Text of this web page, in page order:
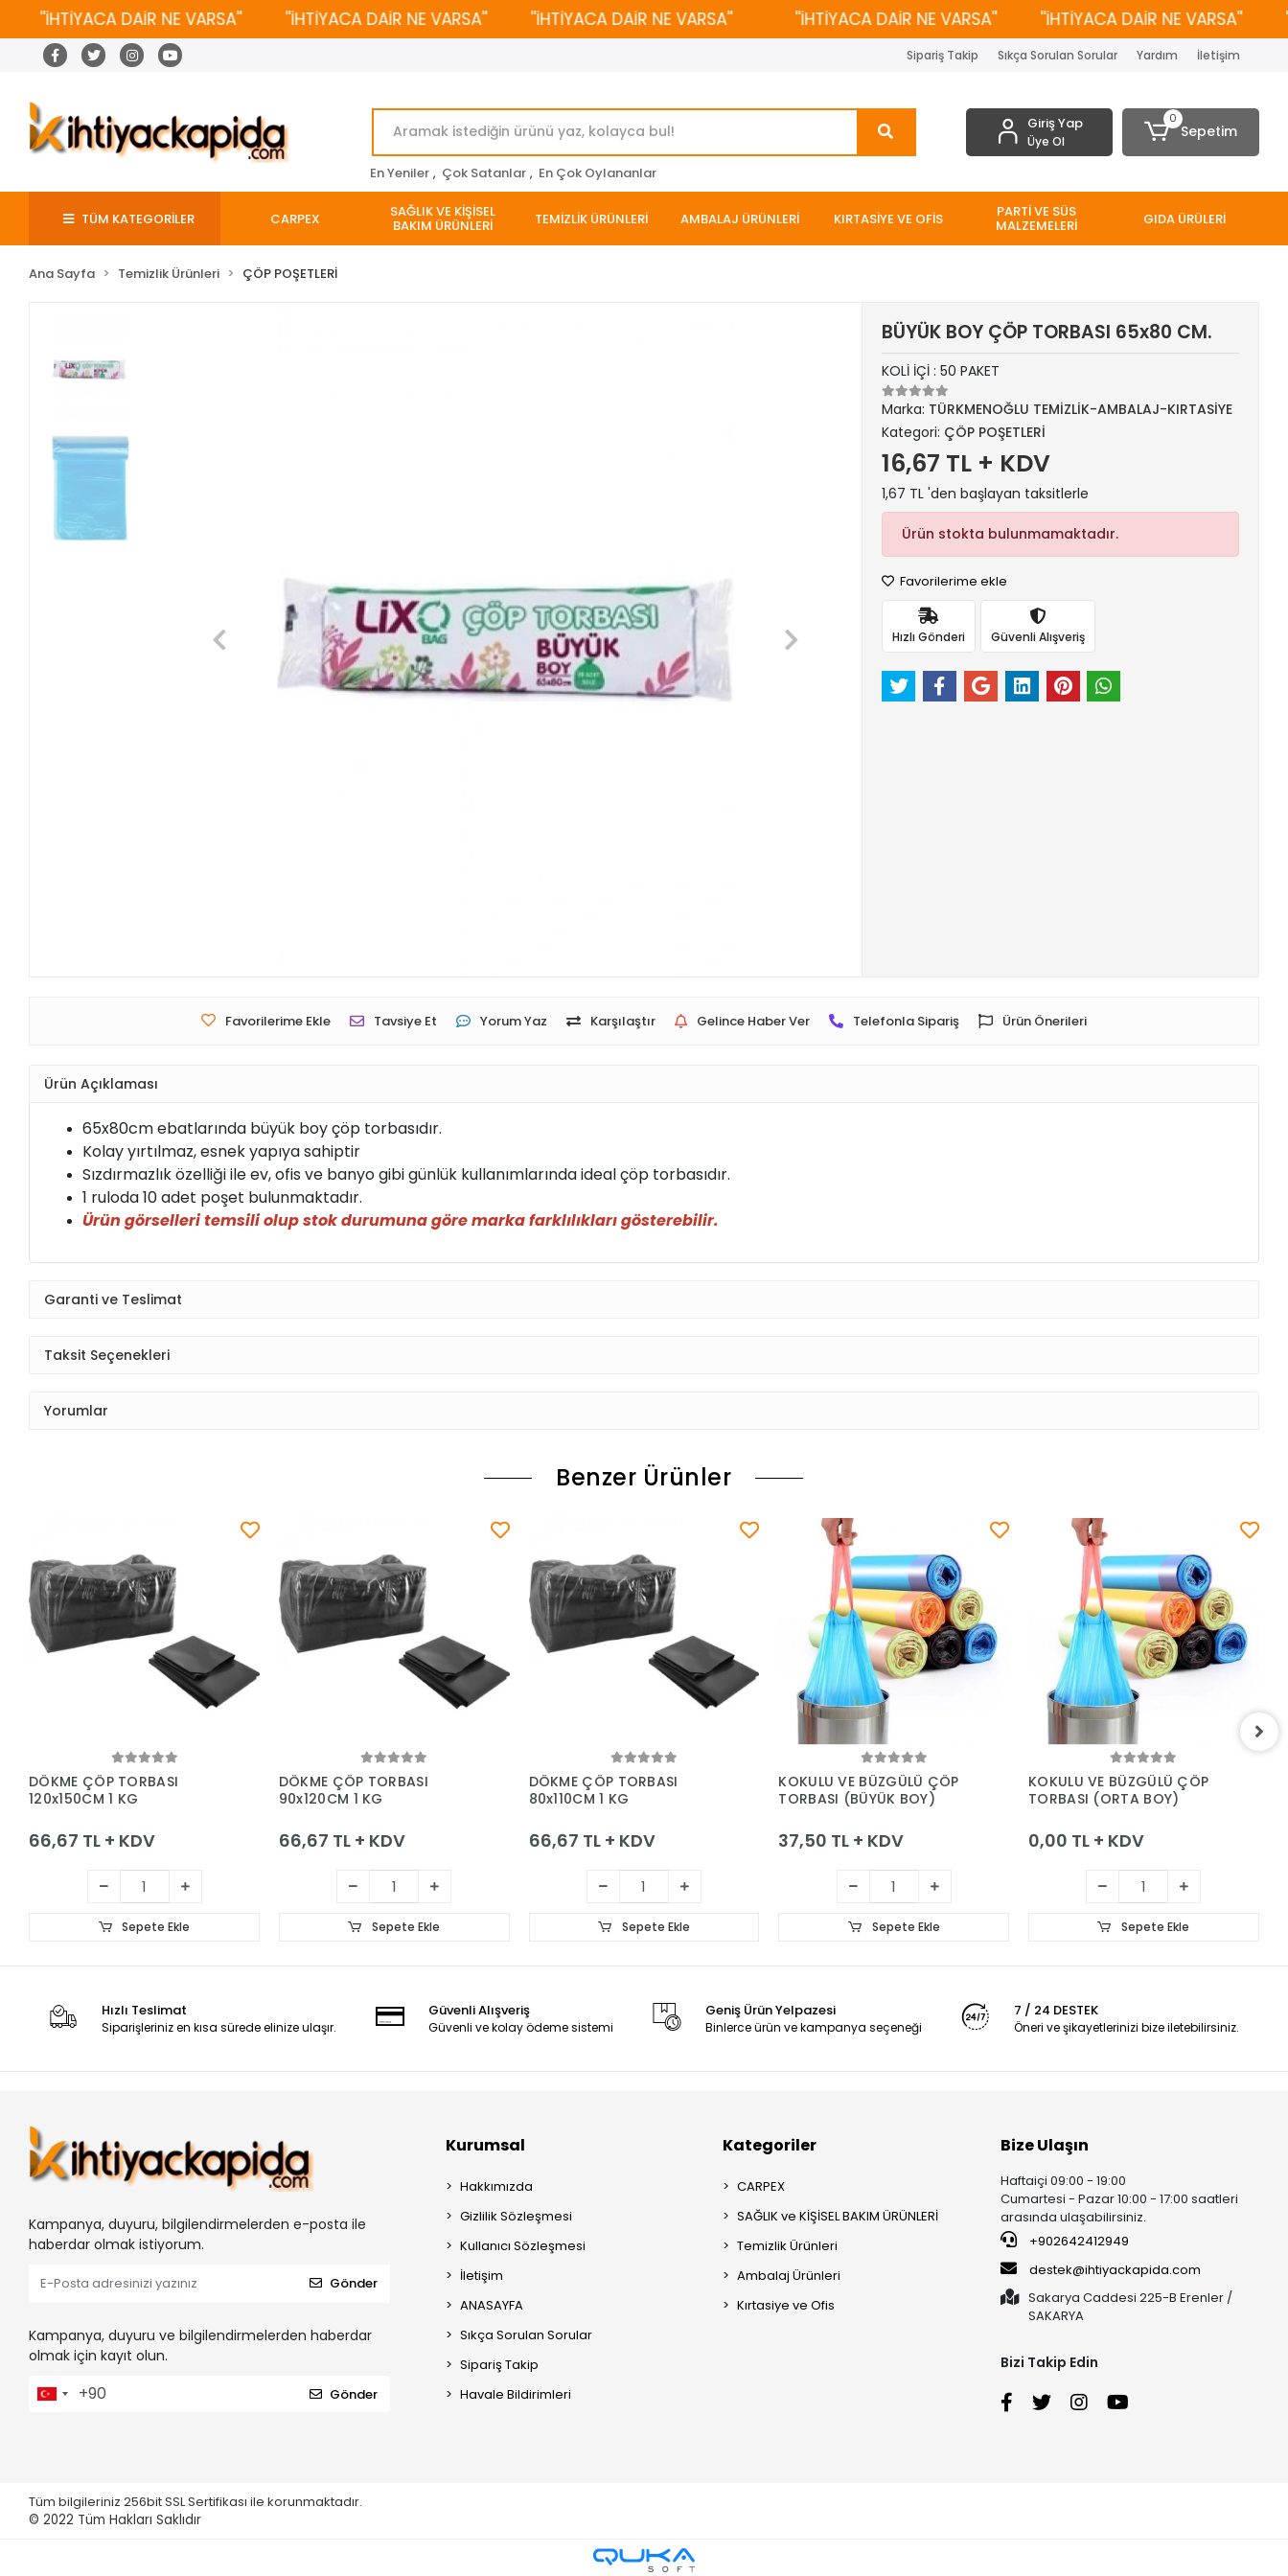
''İHTİYACA DAİR NE VARSA'' ''İHTİYACA DAİR NE VARSA'' ''İHTİYACA DAİR NE VARSA'' ''İHTİYACA DAİR NE VARSA'' ''İHTİYACA DAİR NE VARSA''
Sipariş Takip Sıkça Sorulan Sorular Yardım İletişim
En Yeniler , Çok Satanlar , En Çok Oylananlar
Giriş Yap
Üye Ol
0
Sepetim
TÜM KATEGORİLER CARPEX SAĞLIK VE KİŞİSEL
BAKIM ÜRÜNLERİ TEMİZLİK ÜRÜNLERİ AMBALAJ ÜRÜNLERİ KIRTASİYE VE OFİS PARTİ VE SÜS
MALZEMELERİ GIDA ÜRÜLERİ
Ana Sayfa Temizlik Ürünleri ÇÖP POŞETLERİ
BÜYÜK BOY ÇÖP TORBASI 65x80 CM.
KOLİ İÇİ : 50 PAKET
Marka: TÜRKMENOĞLU TEMİZLİK-AMBALAJ-KIRTASİYE
Kategori: ÇÖP POŞETLERİ
16,67 TL + KDV
1,67 TL 'den başlayan taksitlerle
Ürün stokta bulunmamaktadır.
Favorilerime ekle
Hızlı Gönderi Güvenli Alışveriş
Favorilerime Ekle Tavsiye Et Yorum Yaz Karşılaştır Gelince Haber Ver Telefonla Sipariş Ürün Önerileri
Ürün Açıklaması
65x80cm ebatlarında büyük boy çöp torbasıdır.
Kolay yırtılmaz, esnek yapıya sahiptir
Sızdırmazlık özelliği ile ev, ofis ve banyo gibi günlük kullanımlarında ideal çöp torbasıdır.
1 ruloda 10 adet poşet bulunmaktadır.
Ürün görselleri temsili olup stok durumuna göre marka farklılıkları gösterebilir.
Garanti ve Teslimat
Taksit Seçenekleri
Yorumlar
Benzer Ürünler
Sepete Ekle
DÖKME ÇÖP TORBASI
120x150CM 1 KG
66,67 TL + KDV
Sepete Ekle
Sepete Ekle
DÖKME ÇÖP TORBASI
90x120CM 1 KG
66,67 TL + KDV
Sepete Ekle
Sepete Ekle
DÖKME ÇÖP TORBASI
80x110CM 1 KG
66,67 TL + KDV
Sepete Ekle
Sepete Ekle
KOKULU VE BÜZGÜLÜ ÇÖP
TORBASI (BÜYÜK BOY)
37,50 TL + KDV
Sepete Ekle
Sepete Ekle
KOKULU VE BÜZGÜLÜ ÇÖP
TORBASI (ORTA BOY)
0,00 TL + KDV
Sepete Ekle
Hızlı Teslimat
Siparişleriniz en kısa sürede elinize ulaşır.
Güvenli Alışveriş
Güvenli ve kolay ödeme sistemi
Geniş Ürün Yelpazesi
Binlerce ürün ve kampanya seçeneği
7 / 24 DESTEK
Öneri ve şikayetlerinizi bize iletebilirsiniz.
Kampanya, duyuru, bilgilendirmelerden e-posta ile
haberdar olmak istiyorum.
Gönder
Kampanya, duyuru ve bilgilendirmelerden haberdar
olmak için kayıt olun.
Gönder
Kurumsal
Hakkımızda
Gizlilik Sözleşmesi
Kullanıcı Sözleşmesi
İletişim
ANASAYFA
Sıkça Sorulan Sorular
Sipariş Takip
Havale Bildirimleri
Kategoriler
CARPEX
SAĞLIK ve KİŞİSEL BAKIM ÜRÜNLERİ
Temizlik Ürünleri
Ambalaj Ürünleri
Kırtasiye ve Ofis
Bize Ulaşın
Haftaiçi 09:00 - 19:00
Cumartesi - Pazar 10:00 - 17:00 saatleri
arasında ulaşabilirsiniz.
+902642412949
destek@ihtiyackapida.com
Sakarya Caddesi 225-B Erenler /
SAKARYA
Bizi Takip Edin
Tüm bilgileriniz 256bit SSL Sertifikası ile korunmaktadır.
© 2022 Tüm Hakları Saklıdır